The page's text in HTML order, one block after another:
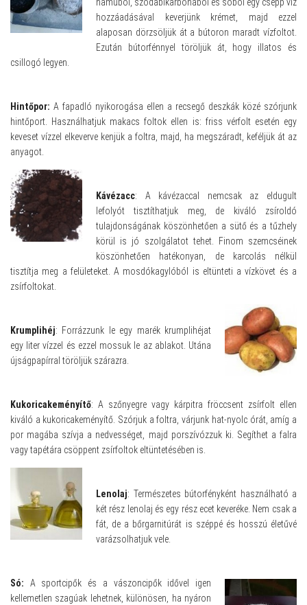
hamuból, szódabikarbónából és sóból egy csepp víz
hozzáadásával keverjünk krémet, majd ezzel
alaposan dörzsöljük át a bútoron maradt vízfoltot.
Ezután bútorfénnyel töröljük át, hogy illatos és
csillogó legyen.
Hintőpor: A fapadló nyikorogása ellen a recsegő deszkák közé szórjunk
hintőport. Használhatjuk makacs foltok ellen is: friss vérfolt esetén egy
keveset vízzel elkeverve kenjük a foltra, majd, ha megszáradt, keféljük át az
anyagot.
Kávézacc: A kávézaccal nemcsak az eldugult
lefolyót tisztíthatjuk meg, de kiváló zsíroldó
tulajdonságának köszönhetően a sütő és a tűzhely
körül is jó szolgálatot tehet. Finom szemcséinek
köszönhetően hatékonyan, de karcolás nélkül
tisztítja meg a felületeket. A mosdókagylóból is eltünteti a vízkövet és a
zsírfoltokat.
Krumplihéj: Forrázzunk le egy marék krumplihéjat
egy liter vízzel és ezzel mossuk le az ablakot. Utána
újságpapírral töröljük szárazra.
Kukoricakeményítő: A szőnyegre vagy kárpitra fröccsent zsírfolt ellen
kiváló a kukoricakeményítő. Szórjuk a foltra, várjunk hat-nyolc órát, amíg a
por magába szívja a nedvességet, majd porszívózzuk ki. Segíthet a falra
vagy tapétára csöppent zsírfoltok eltüntetésében is.
Lenolaj: Természetes bútorfényként használható a
két rész lenolaj és egy rész ecet keveréke. Nem csak a
fát, de a bőrgarnitúrát is széppé és hosszú életűvé
varázsolhatjuk vele.
Só: A sportcipők és a vászoncipők idővel igen
kellemetlen szagúak lehetnek, különösen, ha nyáron